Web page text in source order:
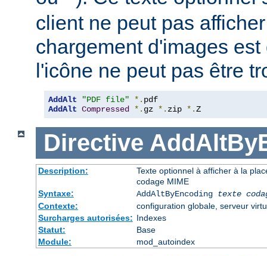
client ne peut pas
chargement d'images
l'icône ne peut pas être
AddAlt "PDF file" *.
AddAlt Compressed *. gz *. zip *.Z
Directive
Description:
Texte optionnel à afficher à la
codage MIME
Syntaxe:
AddAltByEncoding texte
Contexte:
configuration globale, serveur
Surcharges autorisées: Indexes
Statut:
Base
Module:
mod_autoindex